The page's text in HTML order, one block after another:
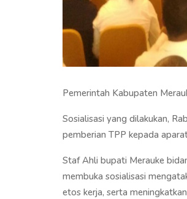
Pemerintah Kabupaten
Sosialisasi yang dilakukan,
pemberian TPP kepada
Staf Ahli bupati Merauke
membuka sosialisasi
etos kerja, serta